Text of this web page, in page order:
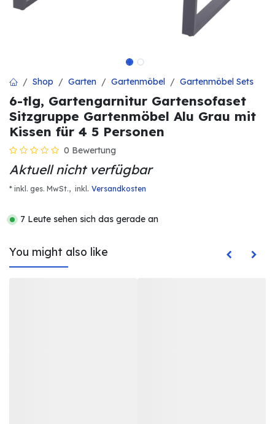
Shop Garten Gartenmöbel Gartenmöbel Sets
6-tlg, Gartengarnitur Gartensofaset
Sitzgruppe Gartenmöbel Alu Grau mit
Kissen für 4 5 Personen
0 Bewertung
Aktuell nicht verfügbar
* inkl. ges. MwSt., inkl . Versandkosten
7 Leute sehen sich das gerade an
You might also like